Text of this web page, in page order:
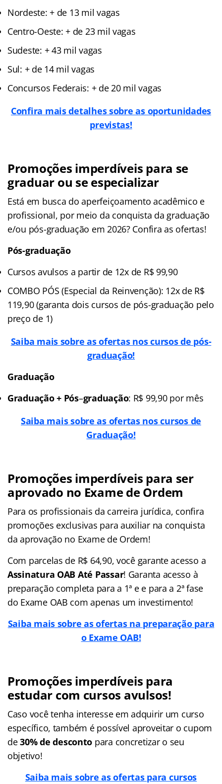
Nordeste: + de 13 mil vagas
Centro-Oeste: + de 23 mil vagas
Sudeste: + 43 mil vagas
Sul: + de 14 mil vagas
Concursos Federais: + de 20 mil vagas
Confira mais detalhes sobre as oportunidades
previstas!
Promoções imperdíveis para se
graduar ou se especializar
Está em busca do aperfeiçoamento acadêmico e
profissional, por meio da conquista da graduação
e/ou pós-graduação em 2026? Confira as ofertas!
Pós-graduação
Cursos avulsos a partir de 12x de R$ 99,90
COMBO PÓS (Especial da Reinvenção): 12x de R$
119,90 (garanta dois cursos de pós-graduação pelo
preço de 1)
Saiba mais sobre as ofertas nos cursos de pós-
graduação!
Graduação
Graduação + Pós–graduação: R$ 99,90 por mês
Saiba mais sobre as ofertas nos cursos de
Graduação!
Promoções imperdíveis para ser
aprovado no Exame de Ordem
Para os profissionais da carreira jurídica, confira
promoções exclusivas para auxiliar na conquista
da aprovação no Exame de Ordem!
Com parcelas de R$ 64,90, você garante acesso a
Assinatura OAB Até Passar! Garanta acesso à
preparação completa para a 1ª e e para a 2ª fase
do Exame OAB com apenas um investimento!
Saiba mais sobre as ofertas na preparação para
o Exame OAB!
Promoções imperdíveis para
estudar com cursos avulsos!
Caso você tenha interesse em adquirir um curso
específico, também é possível aproveitar o cupom
de30% de desconto para concretizar o seu
objetivo!
Saiba mais sobre as ofertas para cursos